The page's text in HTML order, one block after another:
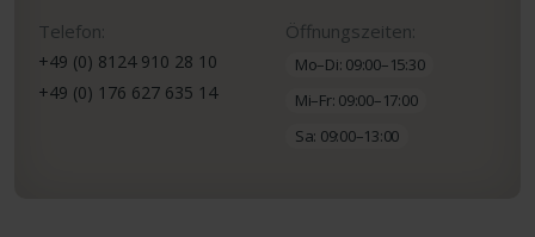
Telefon:
+49 (0) 8124 910 28 10
+49 (0) 176 627 635 14
Öffnungszeiten:
Mo–Di: 09:00–15:30
Mi–Fr: 09:00–17:00
Sa: 09:00–13:00